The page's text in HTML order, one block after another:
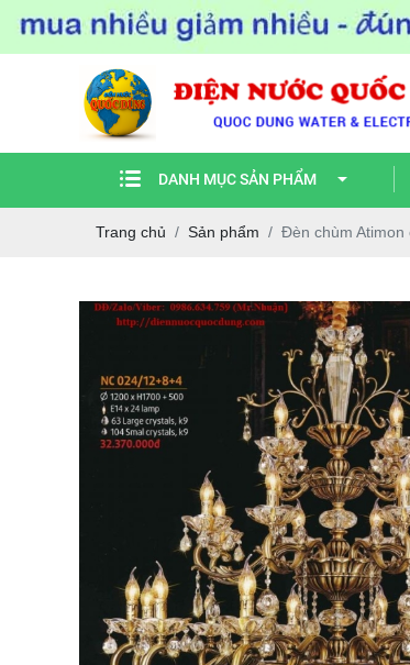
DANH MỤC SẢN PHẨM
Trang chủ Sản phẩm Đèn chùm Atimon